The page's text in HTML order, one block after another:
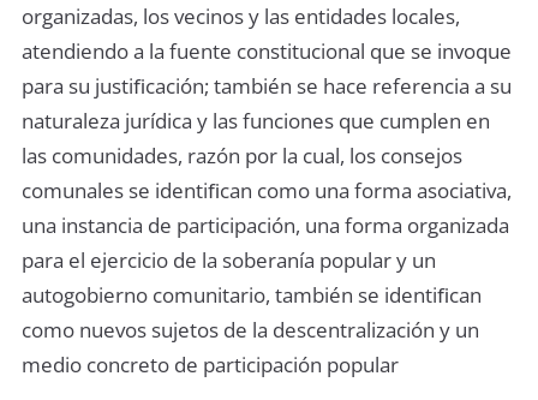
organizadas, los vecinos y las entidades locales,
atendiendo a la fuente constitucional que se invoque
para su justiﬁcación; también se hace referencia a su
naturaleza jurídica y las funciones que cumplen en
las comunidades, razón por la cual, los consejos
comunales se identiﬁcan como una forma asociativa,
una instancia de participación, una forma organizada
para el ejercicio de la soberanía popular y un
autogobierno comunitario, también se identiﬁcan
como nuevos sujetos de la descentralización y un
medio concreto de participación popular